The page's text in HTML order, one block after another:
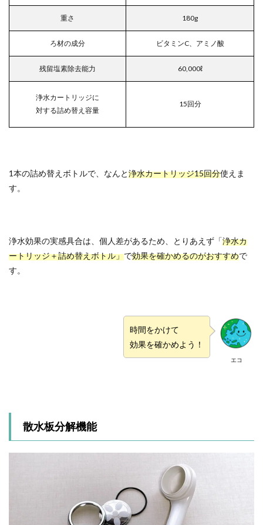
重さ 180g
ろ材の成分 ビタミンC、アミノ酸
残留塩素除去能力 60,000ℓ
浄水カートリッジに
対する詰め替え容量
15回分
1本の詰め替えボトルで、なんと浄水カートリッジ15回分使えま
す。
浄水効果の実感具合は、個人差があるため、とりあえず「浄水カ
ートリッジ＋詰め替えボトル」で効果を確かめるのがおすすめで
す。
エコ
時間をかけて
効果を確かめよう！
散水板分解機能